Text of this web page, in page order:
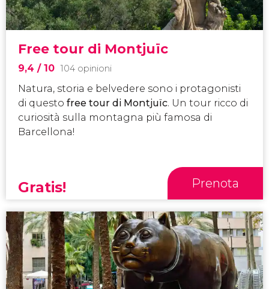
Free tour di Montjuïc
9,4 / 10 104 opinioni
Natura, storia e belvedere sono i protagonisti
di questo free tour di Montjuïc. Un tour ricco di
curiosità sulla montagna più famosa di
Barcellona!
Gratis! Prenota